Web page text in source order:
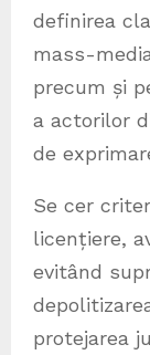
definirea
mass-
precum și
a actorilor
de
Se cer
licențiere,
evitând
protejarea